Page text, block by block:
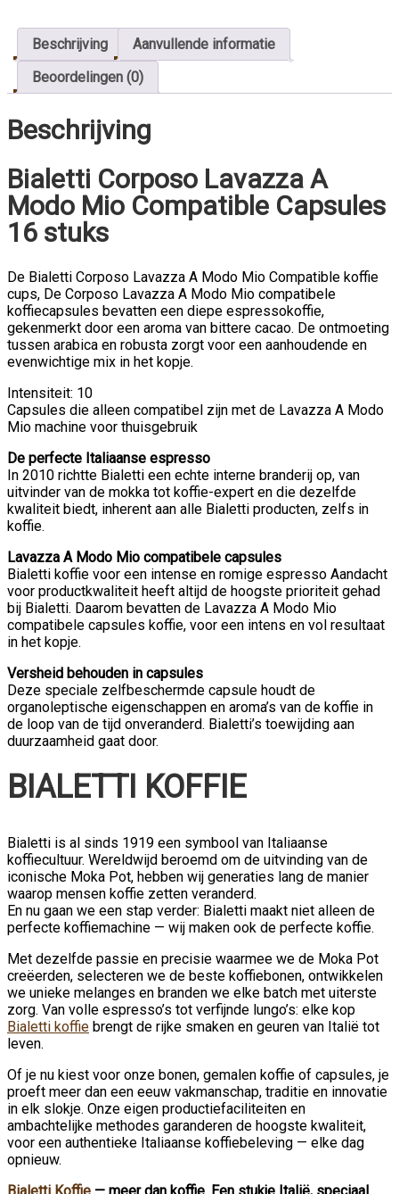
Beschrijving
Aanvullende informatie
Beoordelingen (0)
Beschrijving
Bialetti Corposo Lavazza A
Modo Mio Compatible Capsules
16 stuks
De Bialetti Corposo Lavazza A Modo Mio Compatible koffie
cups, De Corposo Lavazza A Modo Mio compatibele
koffiecapsules bevatten een diepe espressokoffie,
gekenmerkt door een aroma van bittere cacao. De ontmoeting
tussen arabica en robusta zorgt voor een aanhoudende en
evenwichtige mix in het kopje.
Intensiteit: 10
Capsules die alleen compatibel zijn met de Lavazza A Modo
Mio machine voor thuisgebruik
De perfecte Italiaanse espresso
In 2010 richtte Bialetti een echte interne branderij op, van
uitvinder van de mokka tot koffie-expert en die dezelfde
kwaliteit biedt, inherent aan alle Bialetti producten, zelfs in
koffie.
Lavazza A Modo Mio compatibele capsules
Bialetti koffie voor een intense en romige espresso Aandacht
voor productkwaliteit heeft altijd de hoogste prioriteit gehad
bij Bialetti. Daarom bevatten de Lavazza A Modo Mio
compatibele capsules koffie, voor een intens en vol resultaat
in het kopje.
Versheid behouden in capsules
Deze speciale zelfbeschermde capsule houdt de
organoleptische eigenschappen en aroma’s van de koffie in
de loop van de tijd onveranderd. Bialetti’s toewijding aan
duurzaamheid gaat door.
BIALETTI KOFFIE
Bialetti is al sinds 1919 een symbool van Italiaanse
koffiecultuur. Wereldwijd beroemd om de uitvinding van de
iconische Moka Pot, hebben wij generaties lang de manier
waarop mensen koffie zetten veranderd.
En nu gaan we een stap verder: Bialetti maakt niet alleen de
perfecte koffiemachine — wij maken ook de perfecte koffie.
Met dezelfde passie en precisie waarmee we de Moka Pot
creëerden, selecteren we de beste koffiebonen, ontwikkelen
we unieke melanges en branden we elke batch met uiterste
zorg. Van volle espresso’s tot verfijnde lungo’s: elke kop
Bialetti koffie brengt de rijke smaken en geuren van Italië tot
leven.
Of je nu kiest voor onze bonen, gemalen koffie of capsules, je
proeft meer dan een eeuw vakmanschap, traditie en innovatie
in elk slokje. Onze eigen productiefaciliteiten en
ambachtelijke methodes garanderen de hoogste kwaliteit,
voor een authentieke Italiaanse koffiebeleving — elke dag
opnieuw.